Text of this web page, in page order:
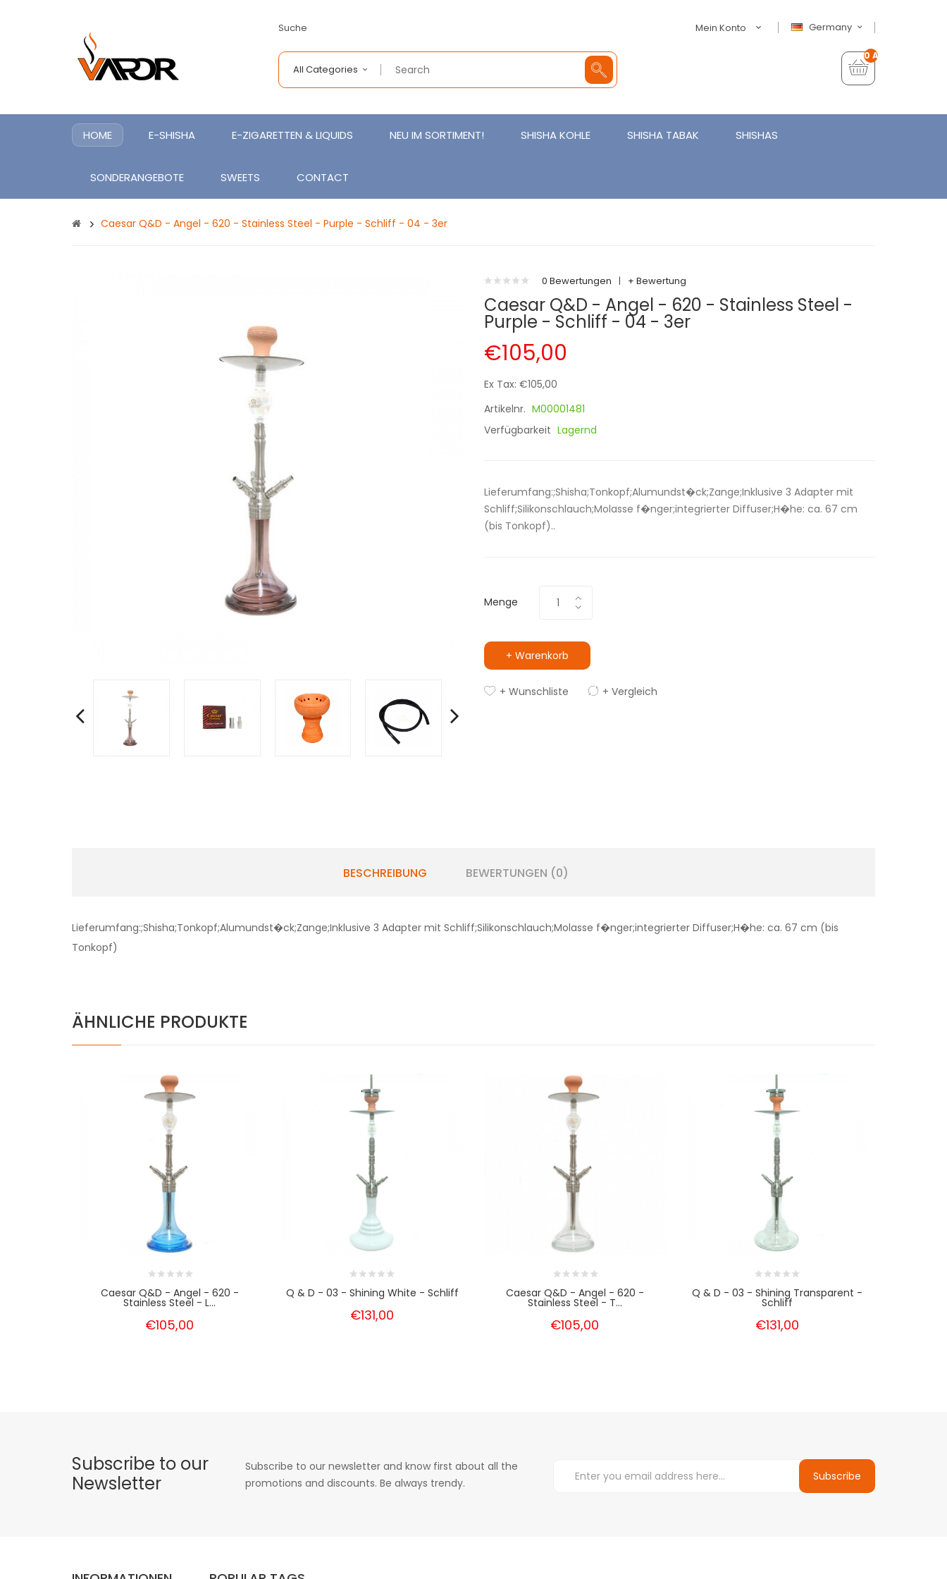
Suche Germany
Mein Konto
All Categories
0 Artikel - €0,00
HOME E-SHISHA E-ZIGARETTEN & LIQUIDS NEU IM SORTIMENT! SHISHA KOHLE SHISHA TABAK SHISHAS
SONDERANGEBOTE SWEETS CONTACT
Caesar Q&D - Angel - 620 - Stainless Steel - Purple - Schliff - 04 - 3er
0 Bewertungen | + Bewertung
Caesar Q&D - Angel - 620 - Stainless Steel -
Purple - Schliff - 04 - 3er
€105,00
Ex Tax: €105,00
Artikelnr. M00001481
Verfügbarkeit Lagernd
Lieferumfang:;Shisha;Tonkopf;Alumundst�ck;Zange;Inklusive 3 Adapter mit
Schliff;Silikonschlauch;Molasse f�nger;integrierter Diffuser;H�he: ca. 67 cm
(bis Tonkopf)..
Menge
+ Warenkorb
+ Wunschliste + Vergleich
BESCHREIBUNG BEWERTUNGEN (0)
Lieferumfang:;Shisha;Tonkopf;Alumundst�ck;Zange;Inklusive 3 Adapter mit Schliff;Silikonschlauch;Molasse f�nger;integrierter Diffuser;H�he: ca. 67 cm (bis
Tonkopf)
ÄHNLICHE PRODUKTE
Caesar Q&D - Angel - 620 -
Stainless Steel - L...
€105,00
Q & D - 03 - Shining White - Schliff
€131,00
Caesar Q&D - Angel - 620 -
Stainless Steel - T...
€105,00
Q & D - 03 - Shining Transparent -
Schliff
€131,00
Subscribe to our
Newsletter
Subscribe to our newsletter and know first about all the
promotions and discounts. Be always trendy.
Subscribe